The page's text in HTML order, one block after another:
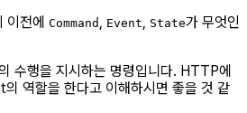
이전에 Command , Event, State가 무엇인
수행을 지시하는 명령입니다. HTTP에
역할을 한다고 이해하시면 좋을 것 같